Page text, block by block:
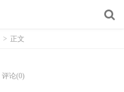
> 正文
评论(0)